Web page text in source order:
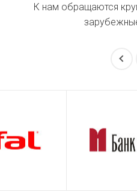
К нам обращаются